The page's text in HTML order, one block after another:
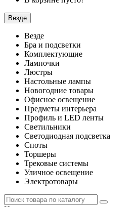
Везде
Везде
Бра и подсветки
Комплектующие
Лампочки
Люстры
Настольные лампы
Новогодние товары
Офисное освещение
Предметы интерьера
Профиль и LED ленты
Светильники
Светодиодная подсветка
Споты
Торшеры
Трековые системы
Уличное освещение
Электротовары